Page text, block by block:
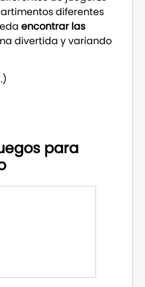
diferentes
encontrar las
divertida y variando
para